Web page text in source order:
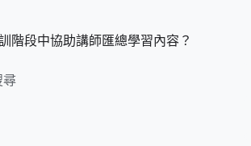
階段中協助講師匯總學習內容？
尋